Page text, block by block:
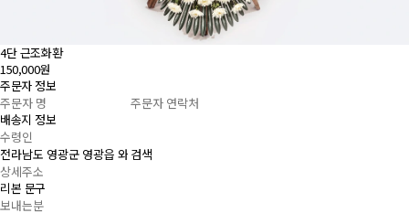
4단 근조화환
150,000원
주문자 정보
배송지 정보
검색
리본 문구